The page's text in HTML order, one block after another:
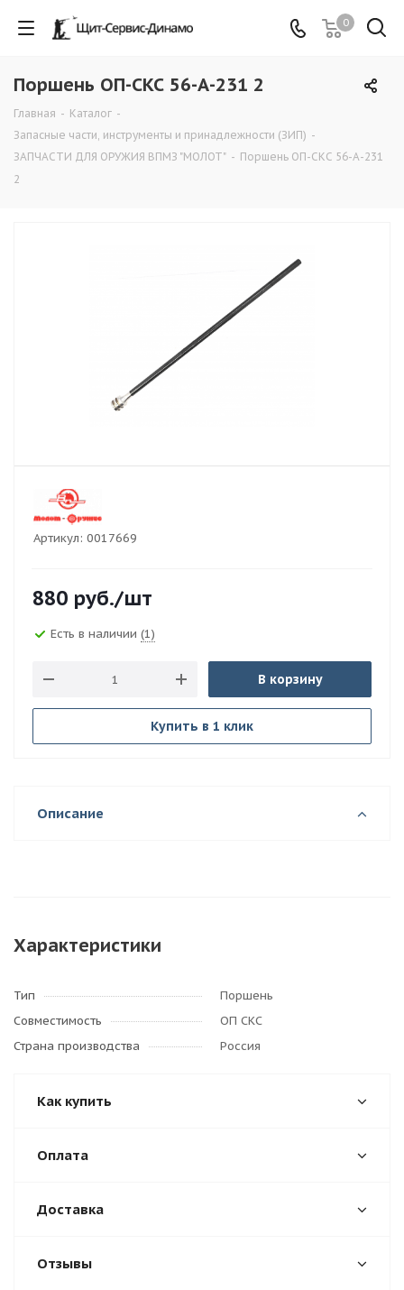
0
Поршень ОП-СКС 56-А-231 2
Главная - Каталог -
Запасные части, инструменты и принадлежности (ЗИП) -
ЗАПЧАСТИ ДЛЯ ОРУЖИЯ ВПМЗ "МОЛОТ" - Поршень ОП-СКС 56-А-231
2
Артикул: 0017669
880 руб./шт
Есть в наличии (1)
В корзину
Купить в 1 клик
Описание
Характеристики
Тип
Поршень
Совместимость
ОП СКС
Страна производства
Россия
Как купить
Оплата
Доставка
Отзывы